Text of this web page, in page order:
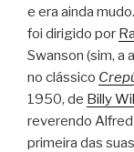
e era ainda mudo.
foi dirigido por
Swanson (sim, a
no clássico
1950, de Billy
reverendo Alfred
primeira das